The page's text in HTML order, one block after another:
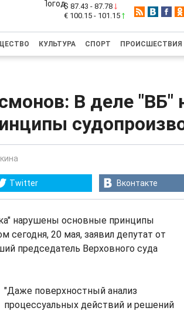
$ 87.43 - 87.78
€ 100.15 - 101.15
КУЛЬТУРА СПОРТ ПРОИСШЕСТВИЯ
В деле "ВБ"
Twitter Вконтакте
нарушены основные принципы
сегодня, 20 мая, заявил депутат от
председатель Верховного суда
"Даже поверхностный анализ
процессуальных действий и решений